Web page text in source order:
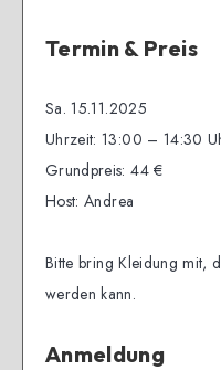
Termin & Preis
Sa. 15.11.2025
Uhrzeit: 13:00 – 14:30
Grundpreis: 44 €
Host: Andrea
Bitte bring Kleidung mit,
werden kann.
Anmeldung